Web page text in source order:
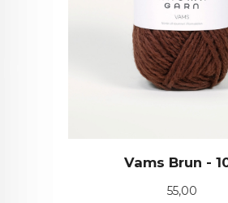
Vams Brun -
Pris
55,00